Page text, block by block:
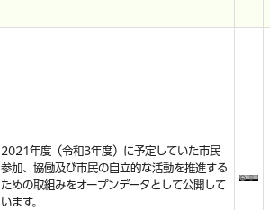
2021年度（令和3年度）に予定していた市民
参加、協働及び市民の自立的な活動を推進する
ための取組みをオープンデータとして公開して
います。